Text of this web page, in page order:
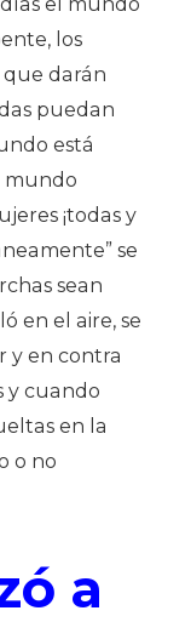
los
darán
puedan
está
mundo
¡todas y
se
sean
en el aire, se
y en contra
y cuando
en la
o no
a